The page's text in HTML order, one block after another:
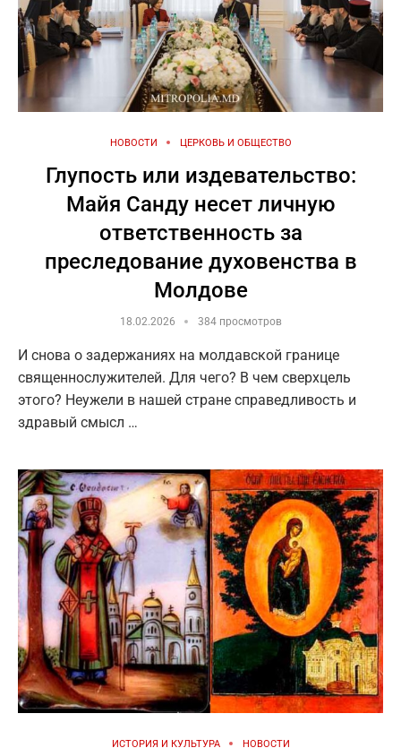
НОВОСТИ ЦЕРКОВЬ И ОБЩЕСТВО
Глупость или издевательство:
Майя Санду несет личную
ответственность за
преследование духовенства в
Молдове
18.02.2026 384 просмотров
И снова о задержаниях на молдавской границе
священнослужителей. Для чего? В чем сверхцель
этого? Неужели в нашей стране справедливость и
здравый смысл …
ИСТОРИЯ И КУЛЬТУРА НОВОСТИ